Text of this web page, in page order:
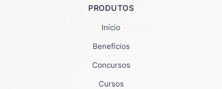
PRODUTOS
Início
Benefícios
Concursos
Cursos